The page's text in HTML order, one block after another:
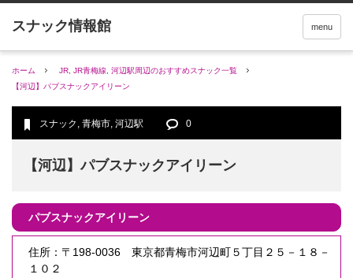
menu
ホーム JR JR青梅線
河辺駅周辺のおすすめスナック一覧
【河辺】パブスナックアイリーン
スナック , 青梅市, 河辺駅 0
【河辺】パブスナックアイリーン
パブスナックアイリーン
住所：〒198-0036 東京都青梅市河辺町５丁目２５－１８－
１０２